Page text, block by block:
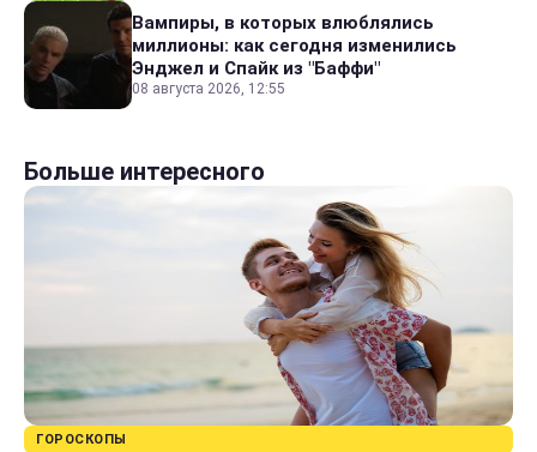
Вампиры, в которых влюблялись
миллионы: как сегодня изменились
Энджел и Спайк из "Баффи"
08 августа 2026, 12:55
Больше интересного
ГОРОСКОПЫ